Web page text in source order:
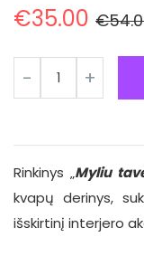
€35.00 €
Rinkinys „Myliu
kvapų derinys,
išskirtinį interjero